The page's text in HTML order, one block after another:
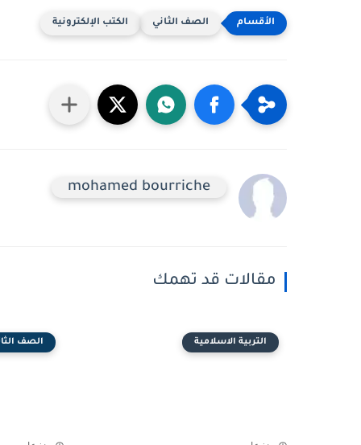
الصف الثاني الكتب الإلكترونية
mohamed bourriche
مقالات قد تهمك
التربية الاسلامية الصف